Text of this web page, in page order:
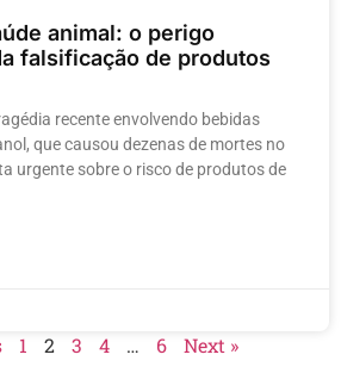
animal: o perigo
falsificação de produtos
recente envolvendo bebidas
que causou dezenas de mortes no
urgente sobre o risco de produtos de
1 2 3 4 … 6 Next »